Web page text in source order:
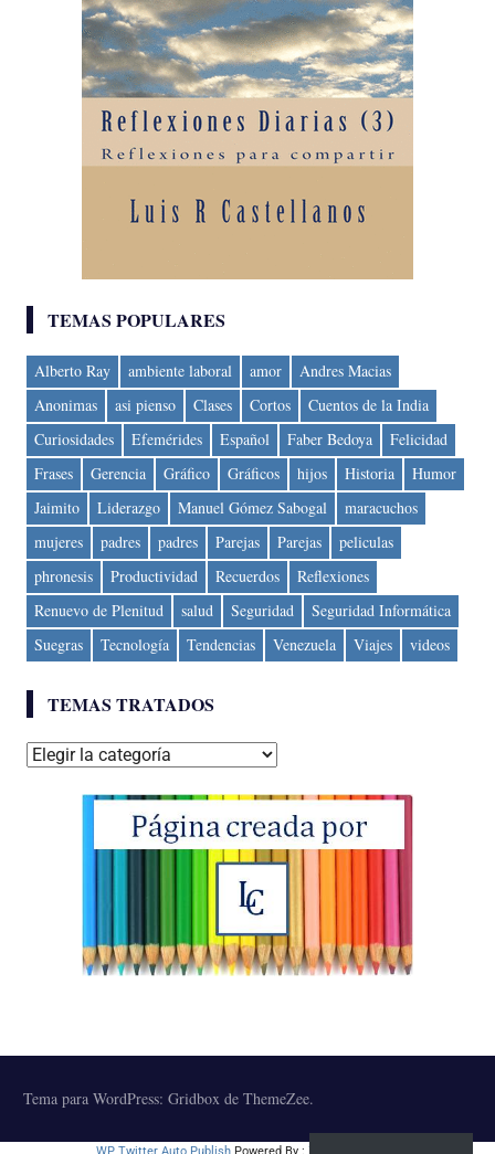
TEMAS POPULARES
Alberto Ray ambiente laboral amor
Andres Macias
Anonimas
asi pienso Clases Cortos
Cuentos de la India
Curiosidades
Efemérides Español Faber Bedoya
Felicidad
Frases
Gerencia Gráfico Gráficos hijos Historia
Humor
Jaimito
Liderazgo Manuel Gómez Sabogal
maracuchos
mujeres
padres padres Parejas Parejas
peliculas
phronesis
Productividad Recuerdos
Reflexiones
Renuevo de Plenitud
salud Seguridad
Seguridad Informática
Suegras
Tecnología Tendencias Venezuela Viajes videos
TEMAS TRATADOS
Temas
Tema para WordPress: Gridbox de ThemeZee.